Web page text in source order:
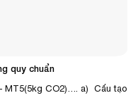
quy chuẩn
MT5(5kg CO2)…. a) Cấu tạo